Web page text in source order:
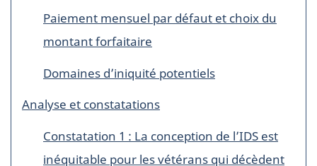
Paiement mensuel par défaut et choix du
montant forfaitaire
Domaines d’iniquité potentiels
Analyse et constatations
Constatation 1 : La conception de l’IDS est
inéquitable pour les vétérans qui décèdent